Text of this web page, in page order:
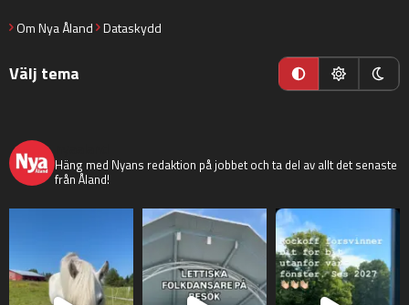
Om Nya Åland Dataskydd
Välj tema
Häng med Nyans redaktion på jobbet och ta del av allt det senaste
från Åland!